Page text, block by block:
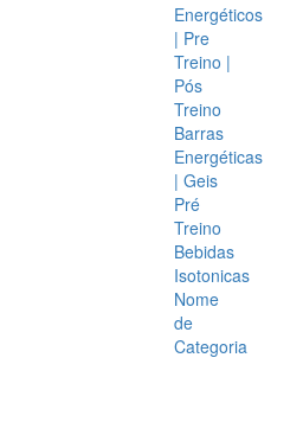
Energéticos
| Pre
Treino |
Pós
Treino
Barras
Energéticas
| Geis
Pré
Treino
Bebidas
Isotonicas
Nome
de
Categoria